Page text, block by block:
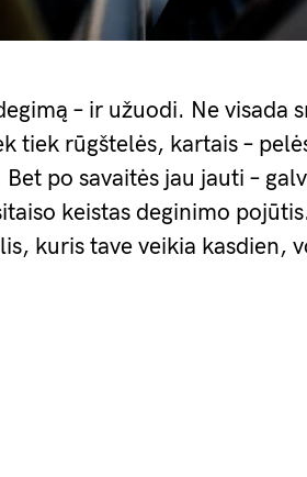
– ir užuodi. Ne visada
tiek rūgštelės, kartais –
po savaitės jau jauti –
keistas deginimo
kuris tave veikia kasdien,